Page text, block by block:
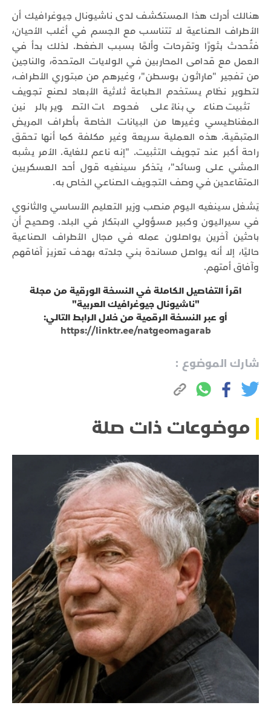
هنالك أدرك هذا المستكشف لدى ناشيونال جيوغرافيك أن
الأطراف الصناعية لا تتناسب مع الجسم في أغلب الأحيان،
فتُحدث بثورًا وتقرحات وألمًا بسبب الضغط. لذلك بدأ في
العمل مع قدامى المحاربين في الولايات المتحدة، والناجين
من تفجير "ماراثون بوسطن"، وغيرهم من مبتوري الأطراف،
لتطوير نظام يستخدم الطباعة ثلاثية الأبعاد لصنع تجويف
تثبيت صناعي بناءً على فحوصات التصوير بالرنين
المغناطيسي وغيرها من البيانات الخاصة بأطراف المريض
المتبقية. هذه العملية سريعة وغير مكلفة كما أنها تحقق
راحة أكبر عند تجويف التثبيت. "إنه ناعم للغاية. الأمر يشبه
المشي على وسائد"، يتذكر سينغيه قول أحد العسكريين
المتقاعدين في وصف التجويف الصناعي الخاص به.
يَشغل سينغيه اليوم منصب وزير التعليم الأساسي والثانوي
في سيراليون وكبير مسؤولي الابتكار في البلد. وصحيح أن
باحثين آخرين يواصلون عمله في مجال الأطراف الصناعية
حاليًا، إلا أنه يواصل مساندة بني جلدته بهدف تعزيز آفاقهم
وآفاق أمتهم.
اقرأ التفاصيل الكاملة في النسخة الورقية من مجلة
"ناشيونال جيوغرافيك العربية"
أو عبر النسخة الرقمية من خلال الرابط التالي:
https://linktr.ee/natgeomagarab
شارك الموضوع :
موضوعات ذات صلة